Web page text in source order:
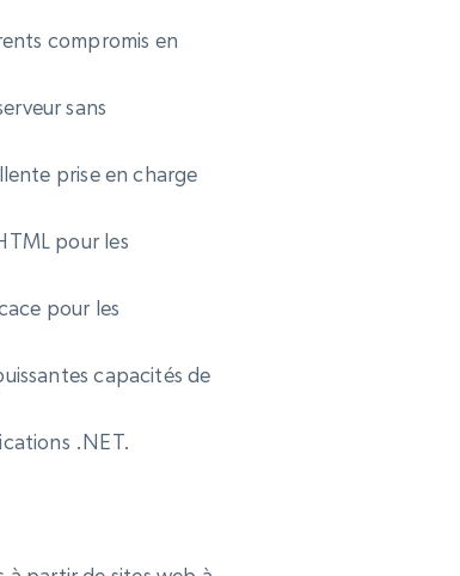
compromis en
sans
prise en charge
pour les
pour les
capacités de
.NET.